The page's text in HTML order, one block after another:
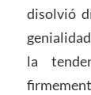
disolvió
la